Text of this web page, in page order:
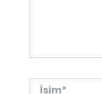
İsim*